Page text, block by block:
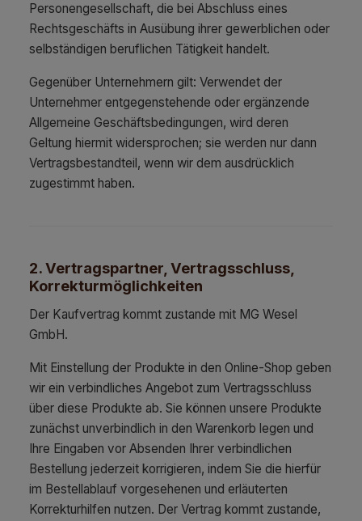
Personengesellschaft, die bei Abschluss eines
Rechtsgeschäfts in Ausübung ihrer gewerblichen oder
selbständigen beruflichen Tätigkeit handelt.
Gegenüber Unternehmern gilt: Verwendet der
Unternehmer entgegenstehende oder ergänzende
Allgemeine Geschäftsbedingungen, wird deren
Geltung hiermit widersprochen; sie werden nur dann
Vertragsbestandteil, wenn wir dem ausdrücklich
zugestimmt haben.
2. Vertragspartner, Vertragsschluss,
Korrekturmöglichkeiten
Der Kaufvertrag kommt zustande mit MG Wesel
GmbH.
Mit Einstellung der Produkte in den Online-Shop geben
wir ein verbindliches Angebot zum Vertragsschluss
über diese Produkte ab. Sie können unsere Produkte
zunächst unverbindlich in den Warenkorb legen und
Ihre Eingaben vor Absenden Ihrer verbindlichen
Bestellung jederzeit korrigieren, indem Sie die hierfür
im Bestellablauf vorgesehenen und erläuterten
Korrekturhilfen nutzen. Der Vertrag kommt zustande,